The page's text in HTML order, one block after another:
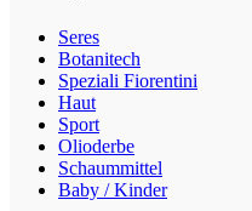
Seres
Botanitech
Speziali Fiorentini
Haut
Sport
Olioderbe
Schaummittel
Baby / Kinder